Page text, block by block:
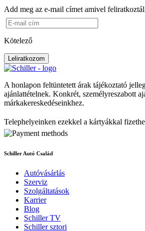
Add meg az e-mail címet amivel
Kötelező
Leliratkozom
A honlapon feltüntetett árak tájékoztató
ajánlattételnek. Konkrét, személyreszabott
márkakereskedéseinkhez.
Telephelyeinken ezekkel a kártyákkal
Schiller Autó Család
Autóvásárlás
Szerviz
Szolgáltatások
Karrier
Blog
Schiller TV
Schiller sztori